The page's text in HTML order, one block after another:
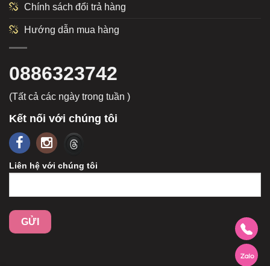
Chính sách đổi trả hàng
Hướng dẫn mua hàng
0886323742
(Tất cả các ngày trong tuần )
Kết nối với chúng tôi
Liên hệ với chúng tôi